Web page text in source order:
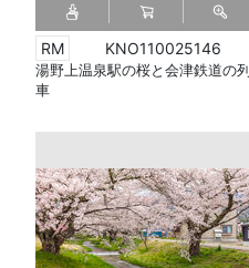
KNO110025146
湯野上温泉駅の桜と会津鉄道の列
車